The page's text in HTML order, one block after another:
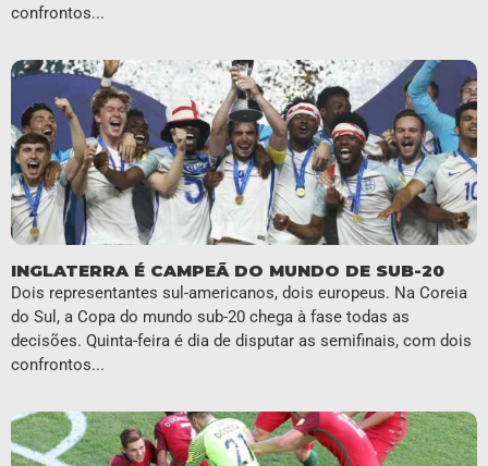
confrontos...
INGLATERRA É CAMPEÃ DO MUNDO DE SUB-20
Dois representantes sul-americanos, dois europeus. Na Coreia
do Sul, a Copa do mundo sub-20 chega à fase todas as
decisões. Quinta-feira é dia de disputar as semifinais, com dois
confrontos...